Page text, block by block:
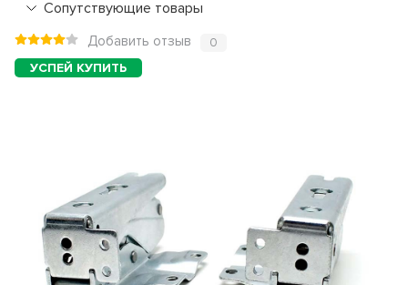
Сопутствующие товары
Добавить отзыв 0